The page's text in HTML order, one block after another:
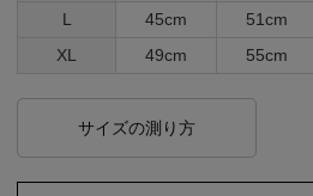
L
45cm 51cm
XL
49cm 55cm
サイズの測り方